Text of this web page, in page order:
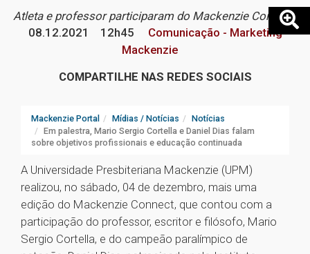
Atleta e professor participaram do Mackenzie Connect
08.12.2021
12h45
Comunicação - Marketing
Mackenzie
COMPARTILHE NAS REDES SOCIAIS
Mackenzie Portal Mídias / Notícias
Notícias
Em palestra, Mario Sergio Cortella e Daniel Dias falam
sobre objetivos profissionais e educação continuada
A Universidade Presbiteriana Mackenzie (UPM)
realizou, no sábado, 04 de dezembro, mais uma
edição do Mackenzie Connect, que contou com a
participação do professor, escritor e filósofo, Mario
Sergio Cortella, e do campeão paralímpico de